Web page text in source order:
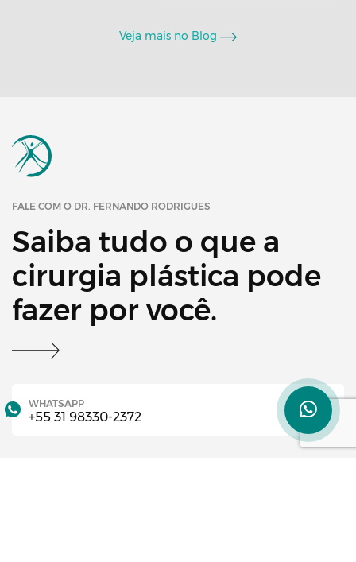
Veja mais no Blog
FALE COM O DR. FERNANDO RODRIGUES
Saiba tudo o que a
cirurgia plástica pode
fazer por você.
WHATSAPP
+55 31 98330-2372